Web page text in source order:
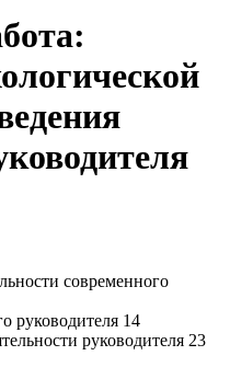
современного
руководителя 14
руководителя 23